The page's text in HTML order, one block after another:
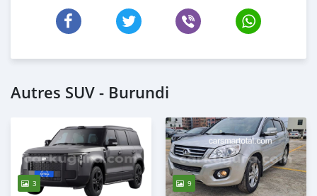
Autres SUV - Burundi
3 9